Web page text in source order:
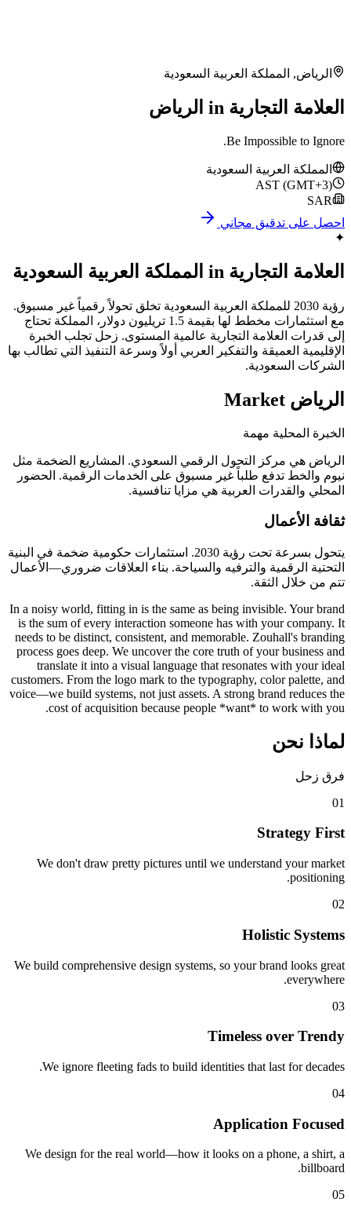
الرياض, المملكة العربية السعودية
العلامة التجارية in الرياض
Be Impossible to Ignore.
المملكة العربية السعودية
AST (GMT+3)
SAR
احصل على تدقيق مجاني
✦
العلامة التجارية المملكة العربية السعودية
رؤية 2030 للمملكة العربية السعودية تخلق تحولاً رقمياً غير مسبوق.
مع استثمارات مخطط لها بقيمة 1.5 تريليون دولار، المملكة تحتاج
إلى قدرات العلامة التجارية عالمية المستوى. زحل تجلب الخبرة
الإقليمية العميقة والتفكير العربي أولاً وسرعة التنفيذ التي تطالب بها
الشركات السعودية.
الرياض
الخبرة المحلية مهمة
الرياض هي مركز التحول الرقمي السعودي. المشاريع الضخمة مثل
نيوم والخط تدفع طلباً غير مسبوق على الخدمات الرقمية. الحضور
المحلي والقدرات العربية هي مزايا تنافسية.
ثقافة الأعمال
يتحول بسرعة تحت رؤية 2030. استثمارات حكومية ضخمة في البنية
التحتية الرقمية والترفيه والسياحة. بناء العلاقات ضروري—الأعمال
تتم من خلال الثقة.
In a noisy world, fitting in is the same as being invisible. Your brand
is the sum of every interaction someone has with your company. It
needs to be distinct, consistent, and memorable. Zouhall's branding
process goes deep. We uncover the core truth of your business and
translate it into a visual language that resonates with your ideal
customers. From the logo mark to the typography, color palette, and
voice—we build systems, not just assets. A strong brand reduces the
cost of acquisition because people *want* to work with you.
لماذا نحن
فرق زحل
01
Strategy First
We don't draw pretty pictures until we understand your market
positioning.
02
Holistic Systems
We build comprehensive design systems, so your brand looks great
everywhere.
03
Timeless over Trendy
We ignore fleeting fads to build identities that last for decades.
04
Application Focused
We design for the real world—how it looks on a phone, a shirt, a
billboard.
05